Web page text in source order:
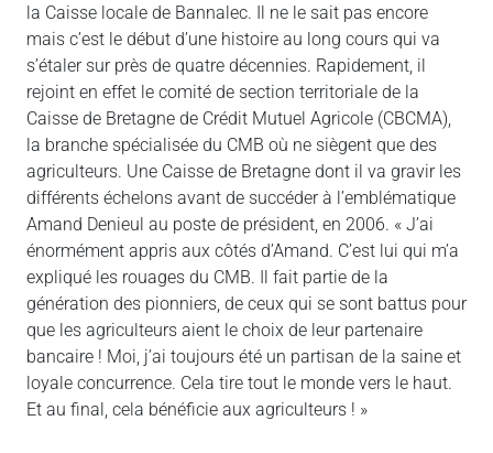
la Caisse locale de Bannalec. Il ne le sait pas encore
mais c’est le début d’une histoire au long cours qui va
s’étaler sur près de quatre décennies. Rapidement, il
rejoint en effet le comité de section territoriale de la
Caisse de Bretagne de Crédit Mutuel Agricole (CBCMA),
la branche spécialisée du CMB où ne siègent que des
agriculteurs. Une Caisse de Bretagne dont il va gravir les
différents échelons avant de succéder à l’emblématique
Amand Denieul au poste de président, en 2006. « J’ai
énormément appris aux côtés d’Amand. C’est lui qui m’a
expliqué les rouages du CMB. Il fait partie de la
génération des pionniers, de ceux qui se sont battus pour
que les agriculteurs aient le choix de leur partenaire
bancaire ! Moi, j’ai toujours été un partisan de la saine et
loyale concurrence. Cela tire tout le monde vers le haut.
Et au final, cela bénéficie aux agriculteurs ! »